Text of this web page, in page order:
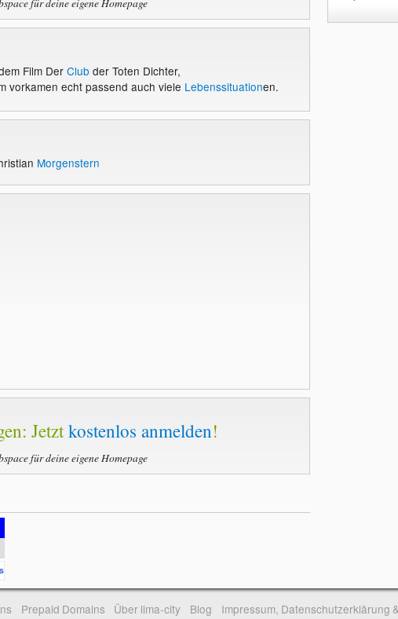
Film DerClub der Toten Dichter,
vorkamen echt passend auch viele Lebenssituationen.
Morgenstern
Jetztkostenlos anmelden!
für deine eigene Homepage
Prepaid Domains Über lima-city Blog Impressum, Datenschutzerklärung